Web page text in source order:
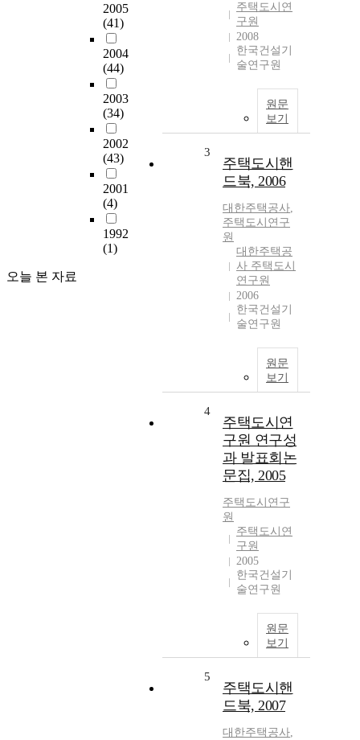
2005
(41)
2004
(44)
2003
(34)
2002
(43)
2001
(4)
1992
(1)
오늘 본 자료
주택도시연
구원
2008
한국건설기
술연구원
원문
보기
3
주택도시핸
드북, 2006
대한주택공사,
주택도시연구
원
대한주택공
사 주택도시
연구원
2006
한국건설기
술연구원
원문
보기
4
주택도시연
구원 연구성
과 발표회논
문집, 2005
주택도시연구
원
주택도시연
구원
2005
한국건설기
술연구원
원문
보기
5
주택도시핸
드북, 2007
대한주택공사,